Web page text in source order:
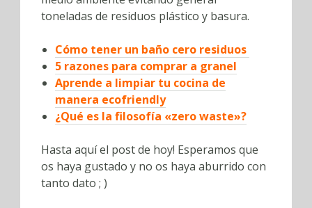
toneladas de residuos plástico y basura.
Cómo tener un baño cero residuos
5 razones para comprar a granel
Aprende a limpiar tu cocina de
manera ecofriendly
¿Qué es la filosofía «zero waste»?
Hasta aquí el post de hoy! Esperamos que
os haya gustado y no os haya aburrido con
tanto dato ; )